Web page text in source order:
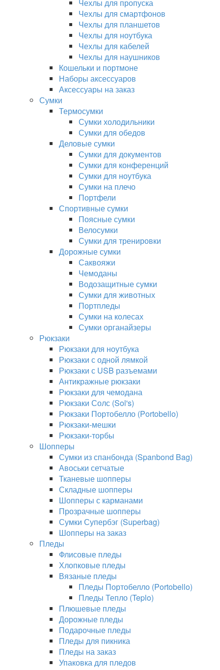
Чехлы для пропуска
Чехлы для смартфонов
Чехлы для планшетов
Чехлы для ноутбука
Чехлы для кабелей
Чехлы для наушников
Кошельки и портмоне
Наборы аксессуаров
Аксессуары на заказ
Сумки
Термосумки
Сумки холодильники
Сумки для обедов
Деловые сумки
Сумки для документов
Сумки для конференций
Сумки для ноутбука
Сумки на плечо
Портфели
Спортивные сумки
Поясные сумки
Велосумки
Сумки для тренировки
Дорожные сумки
Саквояжи
Чемоданы
Водозащитные сумки
Сумки для животных
Портпледы
Сумки на колесах
Сумки органайзеры
Рюкзаки
Рюкзаки для ноутбука
Рюкзаки с одной лямкой
Рюкзаки с USB разъемами
Антикражные рюкзаки
Рюкзаки для чемодана
Рюкзаки Солс (Sol's)
Рюкзаки Портобелло (Portobello)
Рюкзаки-мешки
Рюкзаки-торбы
Шопперы
Сумки из спанбонда (Spanbond Bag)
Авоськи сетчатые
Тканевые шопперы
Складные шопперы
Шопперы с карманами
Прозрачные шопперы
Сумки Супербэг (Superbag)
Шопперы на заказ
Пледы
Флисовые пледы
Хлопковые пледы
Вязаные пледы
Пледы Портобелло (Portobello)
Пледы Тепло (Teplo)
Плюшевые пледы
Дорожные пледы
Подарочные пледы
Пледы для пикника
Пледы на заказ
Упаковка для пледов